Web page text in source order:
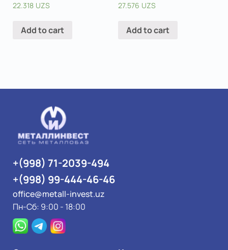
22.318 UZS
Add to cart
27.576 UZS
Add to cart
+(998) 71-2039-494
+(998) 99-444-46-46
office@metall-invest.uz
Пн-Сб: 9:00 - 18:00